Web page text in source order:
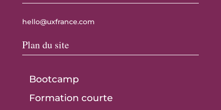
hello@uxfrance.com
Plan du site
Bootcamp
Formation courte